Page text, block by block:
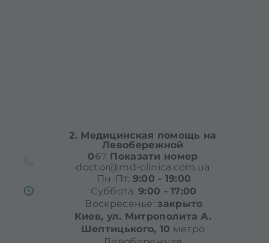
2. Медицинская помощь на
Левобережной
06
Показати номер
doctor@md-clinica.com.ua
Пн-Пт: 9:00 - 19:00
Суббота: 9:00 - 17:00
Воскресенье: закрыто
Киев, ул. Митрополита А.
Шептицького, 10 метро